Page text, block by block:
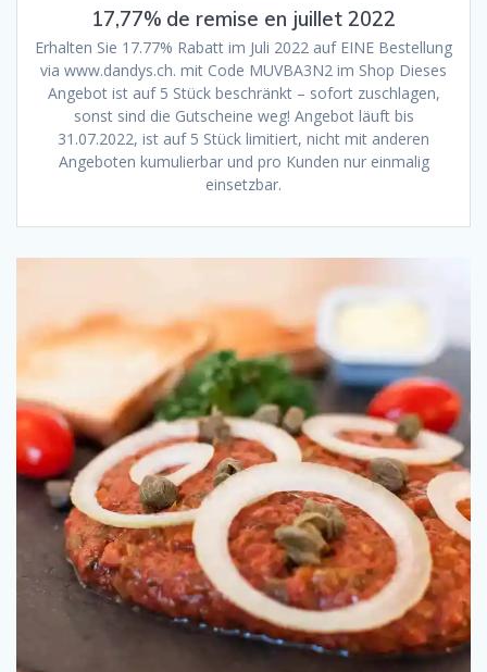
17,77% de remise en juillet 2022
Erhalten Sie 17.77% Rabatt im Juli 2022 auf EINE Bestellung
via www.dandys.ch. mit Code MUVBA3N2 im Shop Dieses
Angebot ist auf 5 Stück beschränkt – sofort zuschlagen,
sonst sind die Gutscheine weg! Angebot läuft bis
31.07.2022, ist auf 5 Stück limitiert, nicht mit anderen
Angeboten kumulierbar und pro Kunden nur einmalig
einsetzbar.